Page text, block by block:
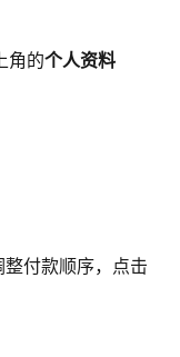
角的个人资料
整付款顺序，点击